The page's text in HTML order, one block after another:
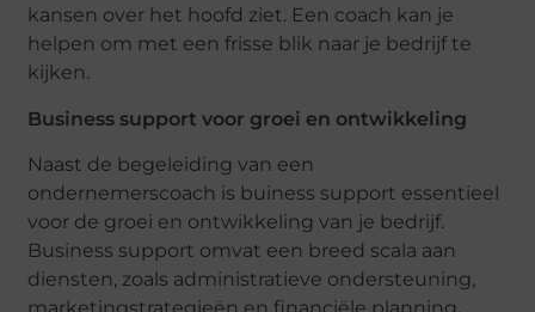
kansen over het hoofd ziet. Een coach kan je
helpen om met een frisse blik naar je bedrijf te
kijken.
Business support voor groei en ontwikkeling
Naast de begeleiding van een
ondernemerscoach is buiness support essentieel
voor de groei en ontwikkeling van je bedrijf.
Business support omvat een breed scala aan
diensten, zoals administratieve ondersteuning,